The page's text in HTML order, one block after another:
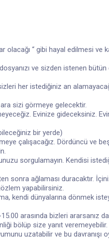
“ gibi hayal edilmesi ve
ve sizden istenen bütün
her istediğiniz an
sizi görmeye gelecektir.
Evinize gideceksiniz.
bir yerde)
çalışacağız. Dördüncü ve
sorgulamayın. Kendisi
sonra ağlaması duracaktır.
yapabilirsiniz.
kendi dünyalarına dönmek
arasında bizleri ararsanız
bölüp size yanıt veremeyebilir.
uzatabilir ve bu davranışı